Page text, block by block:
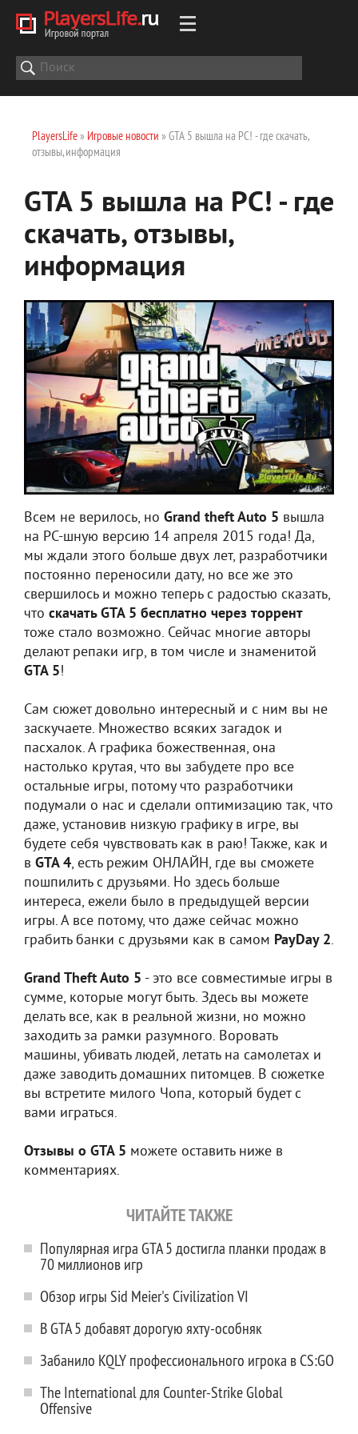
PlayersLife» Игровые новости » GTA 5 вышла на PC! - где скачать,
отзывы, информация
GTA 5 вышла на PC! - где
скачать, отзывы,
информация
Всем не верилось, но Grand theft Auto 5 вышла
на PC-шную версию 14 апреля 2015 года! Да,
мы ждали этого больше двух лет, разработчики
постоянно переносили дату, но все же это
свершилось и можно теперь с радостью сказать,
что скачать GTA 5 бесплатно через торрент
тоже стало возможно. Сейчас многие авторы
делают репаки игр, в том числе и знаменитой
GTA 5!
Сам сюжет довольно интересный и с ним вы не
заскучаете. Множество всяких загадок и
пасхалок. А графика божественная, она
настолько крутая, что вы забудете про все
остальные игры, потому что разработчики
подумали о нас и сделали оптимизацию так, что
даже, установив низкую графику в игре, вы
будете себя чувствовать как в раю! Также, как и
в GTA 4, есть режим ОНЛАЙН, где вы сможете
пошпилить с друзьями. Но здесь больше
интереса, ежели было в предыдущей версии
игры. А все потому, что даже сейчас можно
грабить банки с друзьями как в самом PayDay 2.
Grand Theft Auto 5 - это все совместимые игры в
сумме, которые могут быть. Здесь вы можете
делать все, как в реальной жизни, но можно
заходить за рамки разумного. Воровать
машины, убивать людей, летать на самолетах и
даже заводить домашних питомцев. В сюжетке
вы встретите милого Чопа, который будет с
вами играться.
Отзывы о GTA 5 можете оставить ниже в
комментариях.
ЧИТАЙТЕ ТАКЖЕ
Популярная игра GTA 5 достигла планки продаж в
70 миллионов игр
Обзор игры Sid Meier's Civilization VI
В GTA 5 добавят дорогую яхту-особняк
Забанило KQLY профессионального игрока в CS:GO
The International для Counter-Strike Global
Offensive